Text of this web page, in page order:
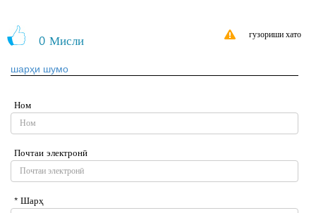
0 Мисли гузориши хато
шарҳи шумо
Ном
Почтаи электронӣ
* Шарҳ